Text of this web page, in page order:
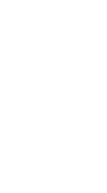
Personalizadas